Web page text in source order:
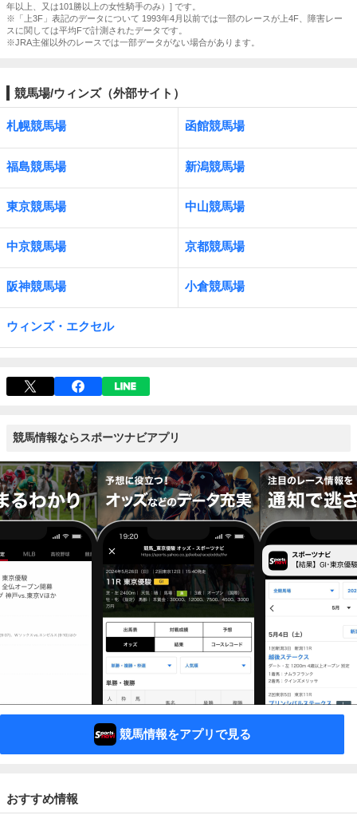
年以上、又は101勝以上の女性騎手のみ）] です。
※「上3F」表記のデータについて 1993年4月以前では一部のレースが上4F、障害レー
スに関しては平均Fで計測されたデータです。
※JRA主催以外のレースでは一部データがない場合があります。
競馬場/ウィンズ（外部サイト）
札幌競馬場 函館競馬場
福島競馬場 新潟競馬場
東京競馬場 中山競馬場
中京競馬場 京都競馬場
阪神競馬場 小倉競馬場
ウィンズ・エクセル
競馬情報ならスポーツナビアプリ
競馬情報をアプリで見る
おすすめ情報